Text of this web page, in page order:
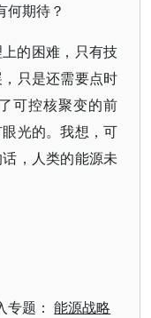
何期待？
的困难，只有技
只是还需要点时
可控核聚变的前
光的。我想，可
，人类的能源未
专题：能源战略